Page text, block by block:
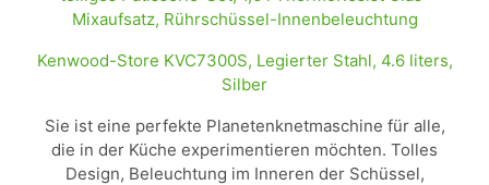
Kenwood-Store KVC7300S, Legierter Stahl, 4.6 liters,
Silber
Sie ist eine perfekte Planetenknetmaschine für alle,
die in der Küche experimentieren möchten. Tolles
Design, Beleuchtung im Inneren der Schüssel,